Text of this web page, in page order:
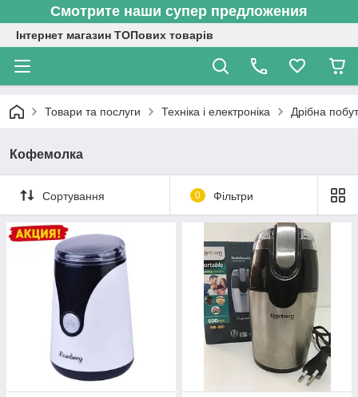
Смотрите наши супер предложения
Інтернет магазин ТОПових товарів
Товари та послуги Техніка і електроніка Дрібна
Кофемолка
Сортування 0 Фільтри